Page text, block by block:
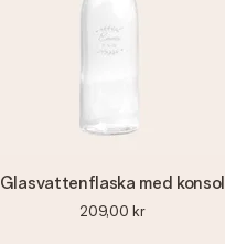
Glasvattenflaska med konsol
209,00 kr